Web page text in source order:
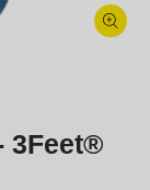
3Feet®